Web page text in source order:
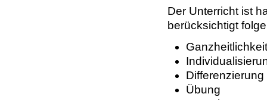
Der Unterricht ist
berücksichtigt
Ganzheitlichkeit
Differenzierung
Übung